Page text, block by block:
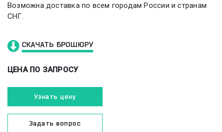
Возможна доставка по всем городам России и странам
СНГ.
СКАЧАТЬ БРОШЮРУ
ЦЕНА ПО ЗАПРОСУ
Узнать цену
Задать вопрос